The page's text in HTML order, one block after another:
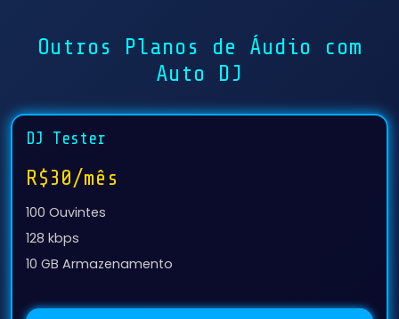
Outros Planos de Áudio com
Auto DJ
DJ Tester
R$30/mês
100 Ouvintes
128 kbps
10 GB Armazenamento